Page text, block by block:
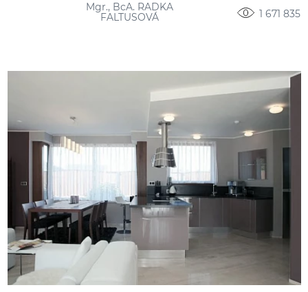
Mgr., BcA. RADKA
FALTUSOVÁ
1 671 835